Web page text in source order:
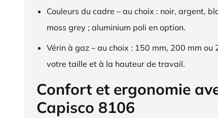
Couleurs du cadre – au choix : noir, argent,
moss grey ; aluminium poli en option.
Vérin à gaz – au choix : 150 mm, 200 mm ou
votre taille et à la hauteur de travail.
Confort et ergonomie
Capisco 8106